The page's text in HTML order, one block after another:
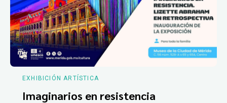
EXHIBICIÓN ARTÍSTICA
Imaginarios en resistencia